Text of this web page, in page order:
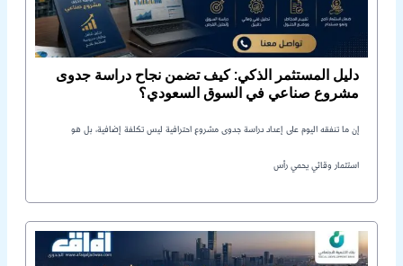
دليل المستثمر الذكي: كيف تضمن نجاح دراسة جدوى
مشروع صناعي في السوق السعودي؟
إن ما تنفقه اليوم على إعداد دراسة جدوى مشروع احترافية ليس تكلفة إضافية، بل هو
استثمار وقائي يحمي رأس